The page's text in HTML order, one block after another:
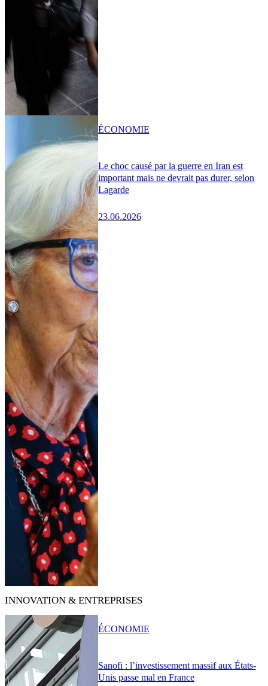
Le choc causé par la guerre en Iran est
important mais ne devrait pas durer, selon
Lagarde
23.06.2026
ÉCONOMIE
INNOVATION & ENTREPRISES
Sanofi : l’investissement massif aux États-
Unis passe mal en France
ÉCONOMIE